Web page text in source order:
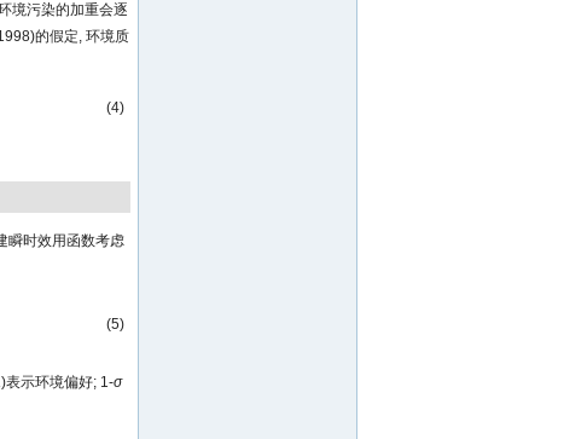
境污染的加重会逐
的假定, 环境质
(4)
瞬时效用函数考虑
(5)
表示环境偏好; 1-σ